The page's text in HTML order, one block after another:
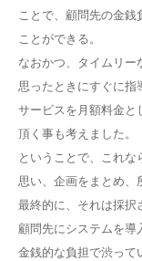
ことで、顧問先の金
ことができる。
なおかつ、タイムリー
思ったときにすぐに指
サービスを月額料金と
頂く事も考えました。
ということで、これな
思い、企画をまとめ、
最終的に、それは採択
顧問先にシステムを導
金銭的な負担で渋って